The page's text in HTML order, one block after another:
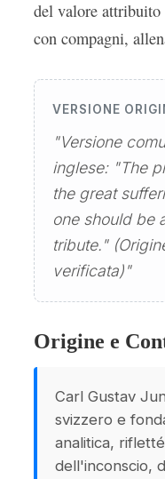
del valore
con compagni,
VERSIONE
"Versione
inglese: "The
the great
one should be
tribute."
verificata)"
Origine e
Carl Gustav
svizzero e
analitica,
dell'inconscio,